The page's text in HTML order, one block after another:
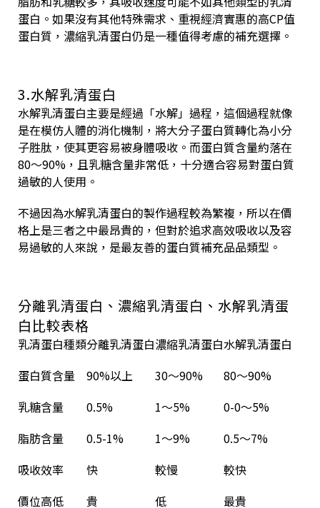
蛋白。如果沒有其他特殊需求、重視經濟實惠的高CP值
蛋白質，濃縮乳清蛋白仍是一種值得考慮的補充選擇。
3.水解乳清蛋白
水解乳清蛋白主要是經過「水解」過程，這個過程就像
是在模仿人體的消化機制，將大分子蛋白質轉化為小分
子胜肽，使其更容易被身體吸收。而蛋白質含量約落在
80～90%，且乳糖含量非常低，十分適合容易對蛋白質
過敏的人使用。
不過因為水解乳清蛋白的製作過程較為繁複，所以在價
格上是三者之中最昂貴的，但對於追求高效吸收以及容
易過敏的人來說，是最友善的蛋白質補充品品類型。
分離乳清蛋白、濃縮乳清蛋白、水解乳清蛋
白比較表格
乳清蛋白種類分離乳清蛋白濃縮乳清蛋白水解乳清蛋白
蛋白質含量
90%以上 30～90%
80～90%
乳糖含量
0.5% 1～5%
0-0～5%
脂肪含量
0.5-1% 1～9%
0.5～7%
吸收效率
快 較慢
較快
價位高低
貴 低
最貴